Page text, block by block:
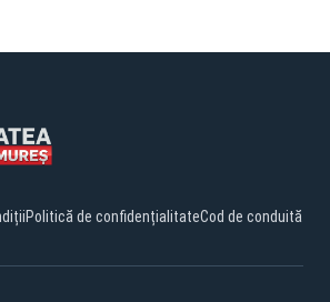
Politică de confidențialitateCod de conduită